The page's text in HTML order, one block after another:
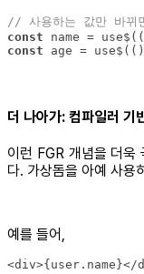
// 사용하는 값만 바뀌
const
const age =
더 나아가: 컴파일러 기
이런 FGR 개념을 더욱
다. 가상돔을 아예 사용
예를 들어,
<div>{user.name}</